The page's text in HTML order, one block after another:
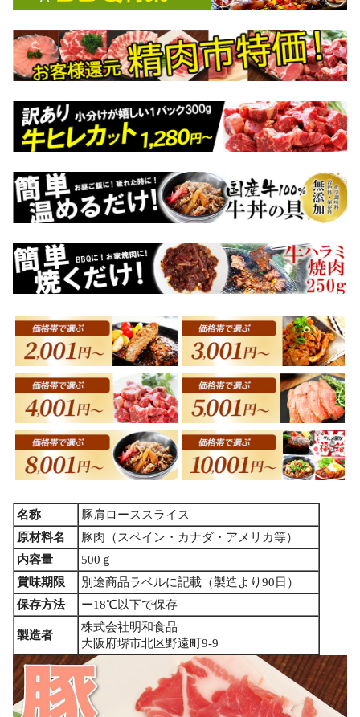
名称
豚肩ローススライス
原材料名
豚肉（スペイン・カナダ・アメリカ等）
内容量
500ｇ
賞味期限
別途商品ラベルに記載（製造より90日）
保存方法
ー18℃以下で保存
製造者
株式会社明和食品
大阪府堺市北区野遠町9-9